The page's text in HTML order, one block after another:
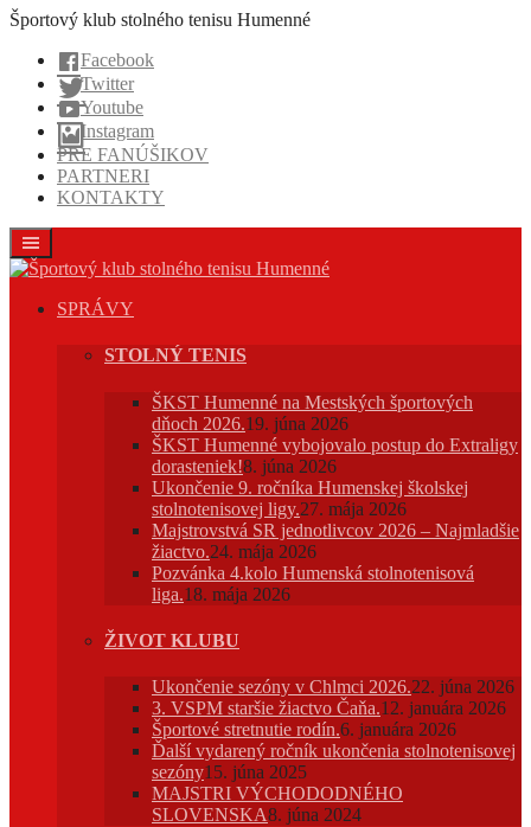
Prejsť
obsah
Športový klub stolného tenisu Humenné
Facebook
Twitter
Youtube
Instagram
PRE FANÚŠIKOV
PARTNERI
KONTAKTY
SPRÁVY
STOLNÝ TENIS
ŠKST Humenné na Mestských športových
dňoch 2026.19. júna 2026
ŠKST Humenné vybojovalo postup do Extraligy
dorasteniek!8. júna 2026
Ukončenie 9. ročníka Humenskej školskej
stolnotenisovej ligy.27. mája 2026
Majstrovstvá SR jednotlivcov 2026 – Najmladšie
žiactvo.24. mája 2026
Pozvánka 4.kolo Humenská stolnotenisová
liga.18. mája 2026
ŽIVOT KLUBU
Ukončenie sezóny v Chlmci 2026.22. júna 2026
3. VSPM staršie žiactvo Čaňa.12. januára 2026
Športové stretnutie rodín.6. januára 2026
Ďalší vydarený ročník ukončenia stolnotenisovej
sezóny15. júna 2025
MAJSTRI VÝCHODODNÉHO
SLOVENSKA8. júna 2024